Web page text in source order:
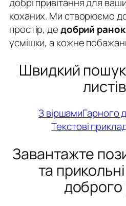
коханих. Ми створюємо
простір, дедобрий ранок
усмішки, а кожне
Швидкий
З віршамиГарного
Текстові
Завантажте
та
доброго